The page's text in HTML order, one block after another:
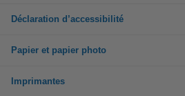
Déclaration d’accessibilité
Papier et papier photo
Imprimantes